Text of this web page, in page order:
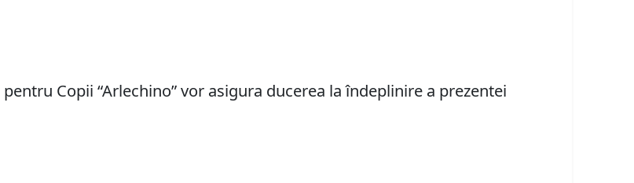
Copii “Arlechino” vor asigura ducerea la îndeplinire a prezentei